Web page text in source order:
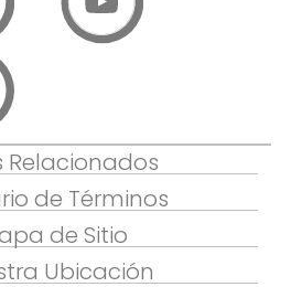
Relacionados
de Términos
de Sitio
Ubicación